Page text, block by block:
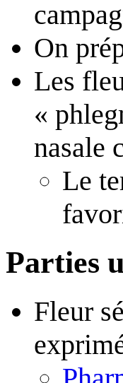
On
Les
«
nasale
Le
Parties
Fleur